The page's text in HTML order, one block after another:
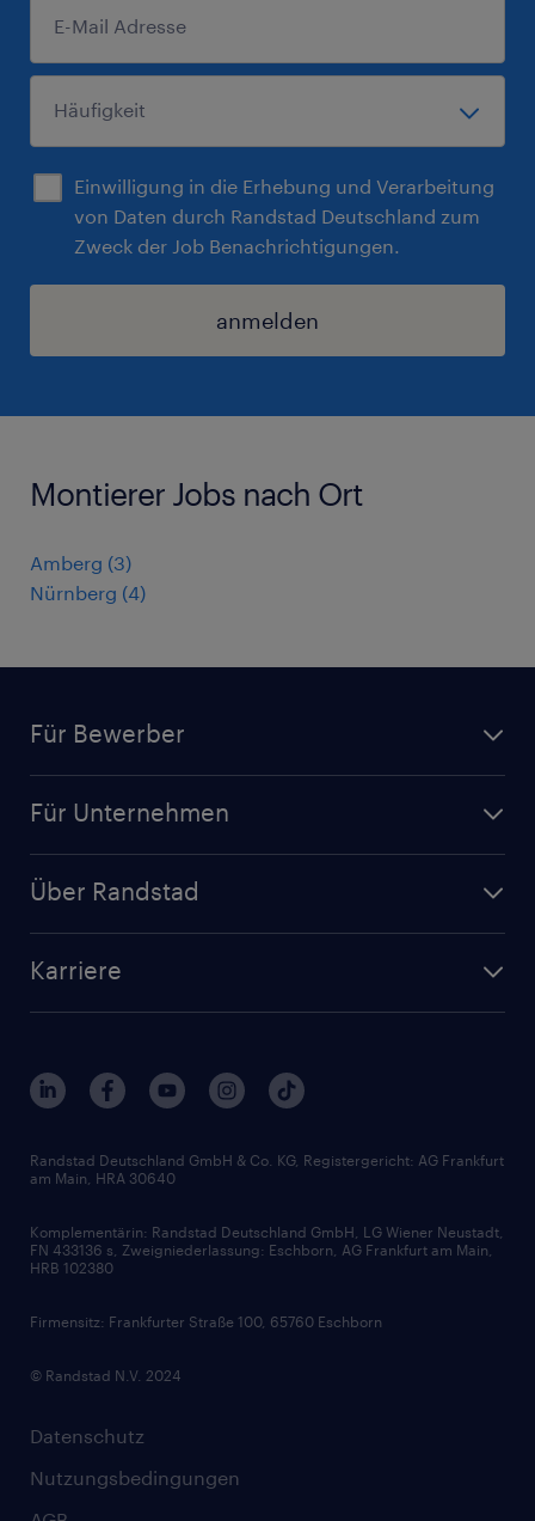
Einwilligung in die Erhebung und Verarbeitung
von Daten durch Randstad Deutschland zum
Zweck der Job Benachrichtigungen.
anmelden
Montierer Jobs nach Ort
Amberg (3)
Nürnberg (4)
Für Bewerber
Initiativbewerbung
Randstad Akademie
Für Unternehmen
Branchen
Über Randstad
Interne Karriere
FAQ - Bewerber / Kunden
Zertifikate und Auszeichnungen
Karriere
Berufsprofile
Gehaltsthemen
Bewerbungsratgeber
Soft Skills
Skills
Datenschutz
Nutzungsbedingungen
Randstad Deutschland GmbH & Co. KG, Registergericht: AG Frankfurt
am Main, HRA 30640
Komplementärin: Randstad Deutschland GmbH, LG Wiener Neustadt,
FN 433136 s, Zweigniederlassung: Eschborn, AG Frankfurt am Main,
HRB 102380
Firmensitz: Frankfurter Straße 100, 65760 Eschborn
© Randstad N.V. 2024